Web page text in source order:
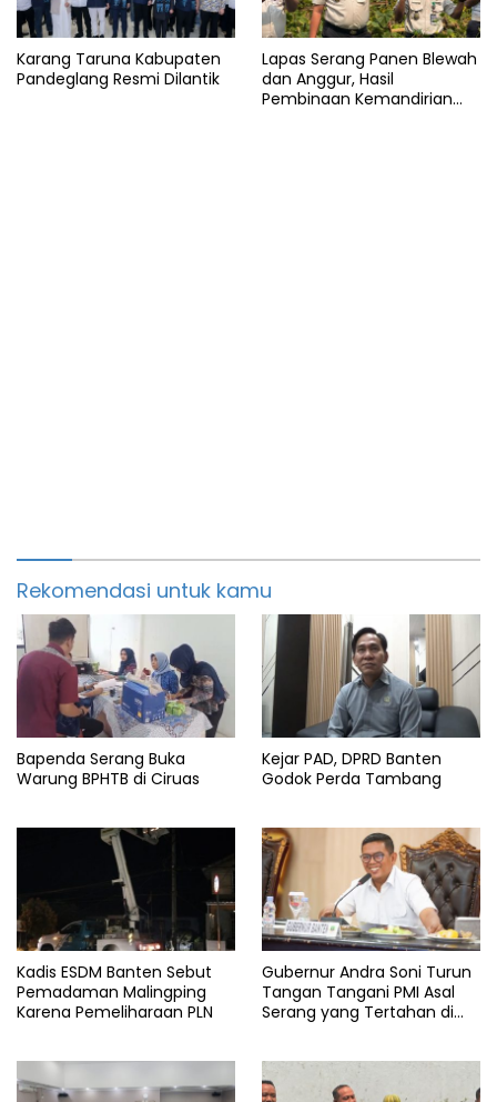
Karang Taruna Kabupaten
Pandeglang Resmi Dilantik
Lapas Serang Panen Blewah
dan Anggur, Hasil
Pembinaan Kemandirian
Rekomendasi untuk kamu
Bapenda Serang Buka
Warung BPHTB di Ciruas
Kejar PAD, DPRD Banten
Godok Perda Tambang
Kadis ESDM Banten Sebut
Pemadaman Malingping
Karena Pemeliharaan PLN
Gubernur Andra Soni Turun
Tangan Tangani PMI Asal
Serang yang Tertahan di